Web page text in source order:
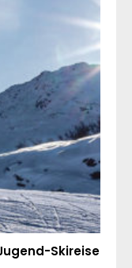
Skireise